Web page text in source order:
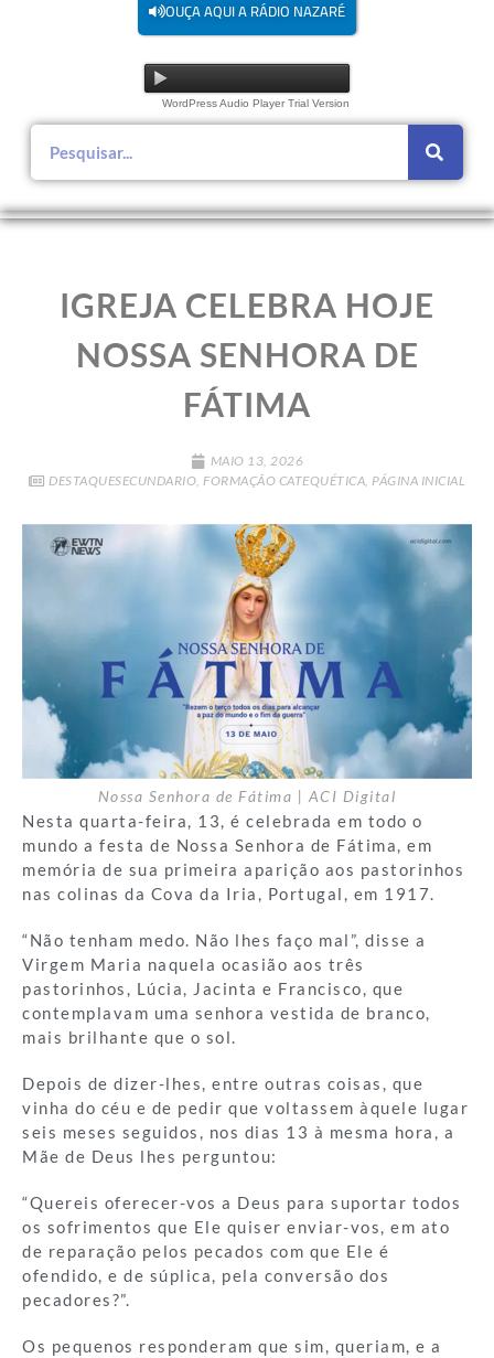
OUÇA AQUI A RÁDIO NAZARÉ
WordPress Audio Player Trial Version
IGREJA CELEBRA HOJE
NOSSA SENHORA DE
FÁTIMA
MAIO 13, 2026
DESTAQUESECUNDARIO, FORMAÇÃO CATEQUÉTICA, PÁGINA INICIAL
Nossa Senhora de Fátima | ACI Digital
Nesta quarta-feira, 13, é celebrada em todo o
mundo a festa de Nossa Senhora de Fátima, em
memória de sua primeira aparição aos pastorinhos
nas colinas da Cova da Iria, Portugal, em 1917.
“Não tenham medo. Não lhes faço mal”, disse a
Virgem Maria naquela ocasião aos três
pastorinhos, Lúcia, Jacinta e Francisco, que
contemplavam uma senhora vestida de branco,
mais brilhante que o sol.
Depois de dizer-lhes, entre outras coisas, que
vinha do céu e de pedir que voltassem àquele lugar
seis meses seguidos, nos dias 13 à mesma hora, a
Mãe de Deus lhes perguntou:
“Quereis oferecer-vos a Deus para suportar todos
os sofrimentos que Ele quiser enviar-vos, em ato
de reparação pelos pecados com que Ele é
ofendido, e de súplica, pela conversão dos
pecadores?”.
Os pequenos responderam que sim, queriam, e a